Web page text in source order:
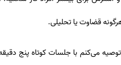
قضاوت یا تحلیلی.
می‌کنم با جلسات کوتاه پنج